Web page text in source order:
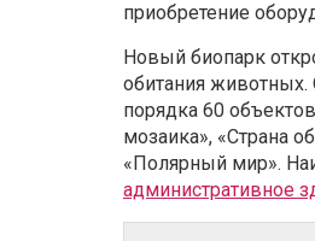
приобретение
Новый биопарк
обитания животных.
порядка 60
мозаика», «Страна
«Полярный мир».
административное